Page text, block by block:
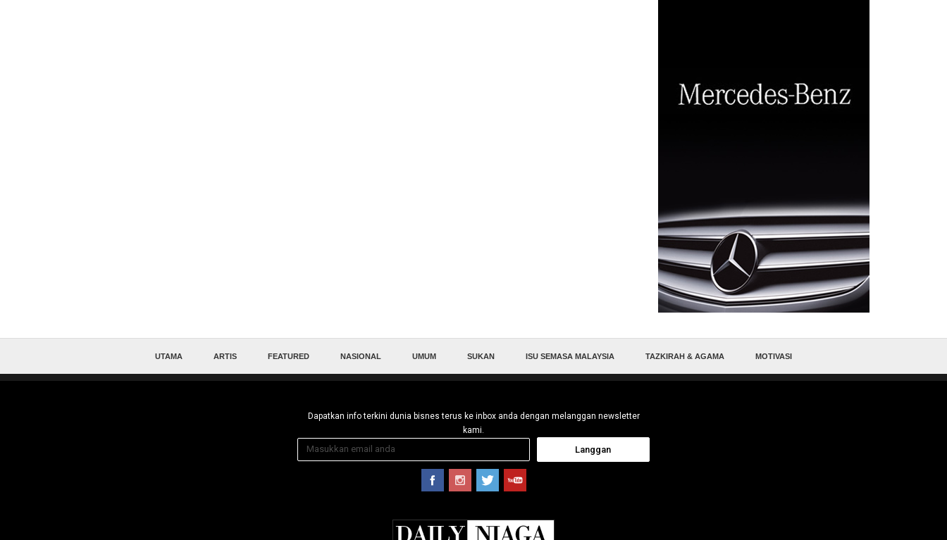
UTAMA ARTIS FEATURED NASIONAL UMUM SUKAN ISU SEMASA MALAYSIA TAZKIRAH & AGAMA MOTIVASI
Dapatkan info terkini dunia bisnes terus ke inbox anda dengan melanggan newsletter
kami.
Langgan